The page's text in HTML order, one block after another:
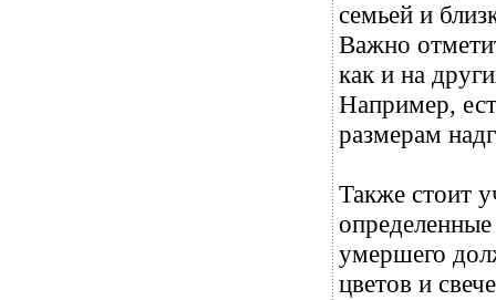
семьей и
Важно
как и на
Например,
размерам
Также стоит
умершего
цветов и